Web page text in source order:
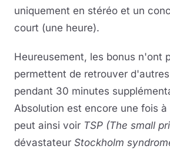
uniquement en stéréo et un
court (une heure).
Heureusement, les bonus n'ont
permettent de retrouver
pendant 30 minutes
Absolution est encore une fois à
peut ainsi voir TSP (The small
dévastateur Stockholm